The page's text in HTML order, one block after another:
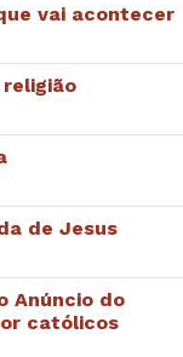
vai acontecer
de Jesus
Anúncio do
católicos